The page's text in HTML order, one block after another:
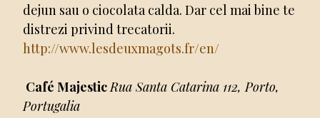
dejun sau o ciocolata calda. Dar cel mai bine te
distrezi privind trecatorii.
http://www.lesdeuxmagots.fr/en/
Café MajesticRua Santa Catarina 112, Porto,
Portugalia